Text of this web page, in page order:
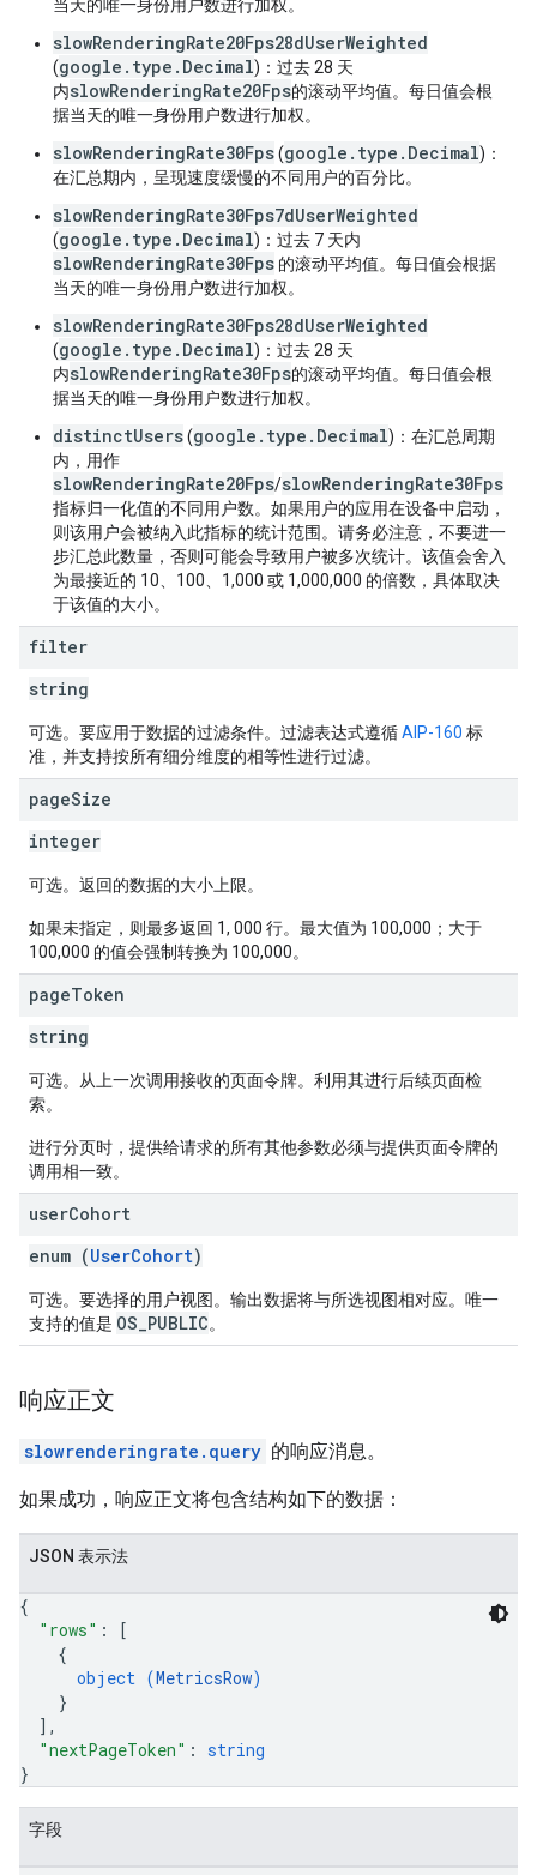
当天的唯一身份用户数进行加权。
slowRenderingRate20Fps28dUserWeighted
(google.type.Decimal)：过去 28 天
内slowRenderingRate20Fps的滚动平均值。每日值会根
据当天的唯一身份用户数进行加权。
slowRenderingRate30Fps(google.type.Decimal)：
在汇总期内，呈现速度缓慢的不同用户的百分比。
slowRenderingRate30Fps7dUserWeighted
(google.type.Decimal)：过去 7 天内
slowRenderingRate30Fps 的滚动平均值。每日值会根据
当天的唯一身份用户数进行加权。
slowRenderingRate30Fps28dUserWeighted
(google.type.Decimal)：过去 28 天
内slowRenderingRate30Fps的滚动平均值。每日值会根
据当天的唯一身份用户数进行加权。
distinctUsers(google.type.Decimal)：在汇总周期
内，用作
slowRenderingRate20Fps/slowRenderingRate30Fps
指标归一化值的不同用户数。如果用户的应用在设备中启动，
则该用户会被纳入此指标的统计范围。请务必注意，不要进一
步汇总此数量，否则可能会导致用户被多次统计。该值会舍入
为最接近的 10、100、1,000 或 1,000,000 的倍数，具体取决
于该值的大小。
filter
string
可选。要应用于数据的过滤条件。过滤表达式遵循AIP-160 标
准，并支持按所有细分维度的相等性进行过滤。
pageSize
integer
可选。返回的数据的大小上限。
如果未指定，则最多返回 1, 000 行。最大值为 100,000；大于
100,000 的值会强制转换为 100,000。
pageToken
string
可选。从上一次调用接收的页面令牌。利用其进行后续页面检
索。
进行分页时，提供给请求的所有其他参数必须与提供页面令牌的
调用相一致。
userCohort
enum (UserCohort)
可选。要选择的用户视图。输出数据将与所选视图相对应。唯一
支持的值是 OS_PUBLIC。
响应正文
slowrenderingrate.query 的响应消息。
如果成功，响应正文将包含结构如下的数据：
JSON 表示法
{
"rows" :
[
{
object (MetricsRow)
}
] ,
"nextPageToken" : string
}
字段